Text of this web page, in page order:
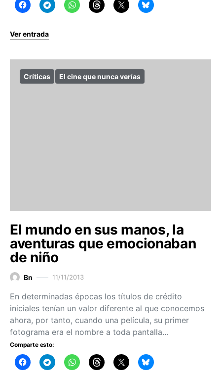
Ver entrada
Críticas El cine que nunca verías
El mundo en sus manos, la
aventuras que emocionaban
de niño
Bn 11/11/2013
En determinadas épocas los títulos de crédito
iniciales tenían un valor diferente al que conocemos
ahora, por tanto, cuando una película, su primer
fotograma era el nombre a toda pantalla…
Comparte esto: